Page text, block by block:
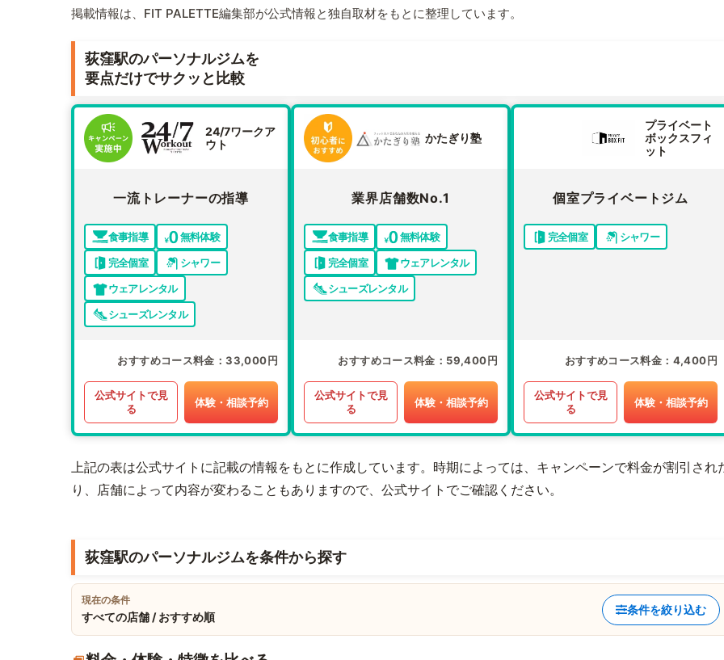
掲載情報は、FIT PALETTE編集部が公式情報と独自取材をもとに整理しています。
荻窪駅のパーソナルジムを
要点だけでサクッと比較
24/7ワークア
ウト
一流トレーナーの指導
食事指導
無料体験
完全個室
シャワー
ウェアレンタル
シューズレンタル
おすすめコース料金 33,000円
公式サイトで見
る
体験・相談予約
かたぎり塾
業界店舗数No.1
食事指導
無料体験
完全個室
ウェアレンタル
シューズレンタル
おすすめコース料金 59,400円
公式サイトで見
る
体験・相談予約
プライベート
ボックスフィ
ット
個室プライベートジム
完全個室 シャワー
おすすめコース料金 4,400円
公式サイトで見
る
体験・相談予約
上記の表は公式サイトに記載の情報をもとに作成しています。時期によっては、キャンペーンで料金が割引され
り、店舗によって内容が変わることもありますので、公式サイトでご確認ください。
荻窪駅のパーソナルジムを条件から探す
現在の条件
すべての店舗 / おすすめ順
条件を絞り込む